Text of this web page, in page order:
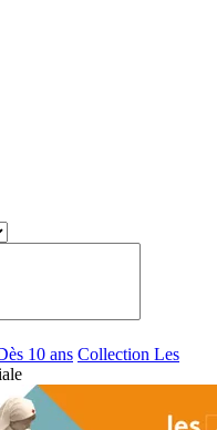
10 ans Collection Les